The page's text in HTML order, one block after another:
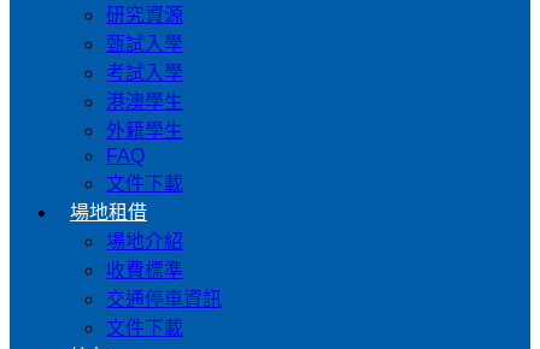
研究資源
甄試入學
考試入學
港澳學生
外籍學生
FAQ
文件下載
場地租借
場地介紹
收費標準
交通停車資訊
文件下載